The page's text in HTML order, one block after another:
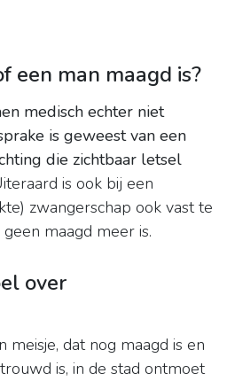
een man maagd is?
medisch echter niet
is geweest van een
die zichtbaar letsel
is ook bij een
zwangerschap ook vast te
maagd meer is.
over
dat nog maagd is en
is, in de stad ontmoet